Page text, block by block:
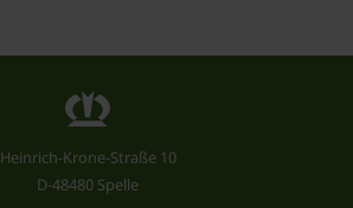
Heinrich-Krone-Straße 10
D-48480 Spelle